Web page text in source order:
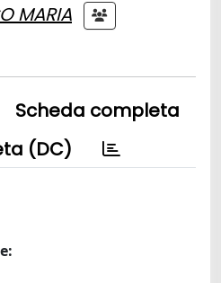
MARIA
Scheda completa
(DC)